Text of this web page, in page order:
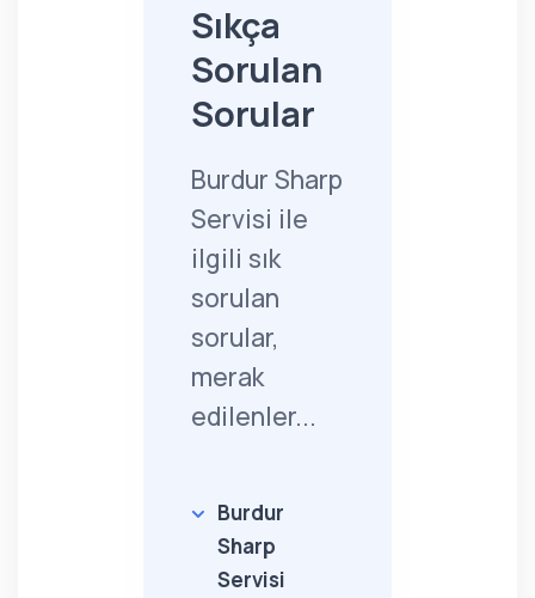
Sıkça
Sorulan
Sorular
Burdur Sharp
Servisi ile
ilgili sık
sorulan
sorular,
merak
edilenler...
Burdur
Sharp
Servisi